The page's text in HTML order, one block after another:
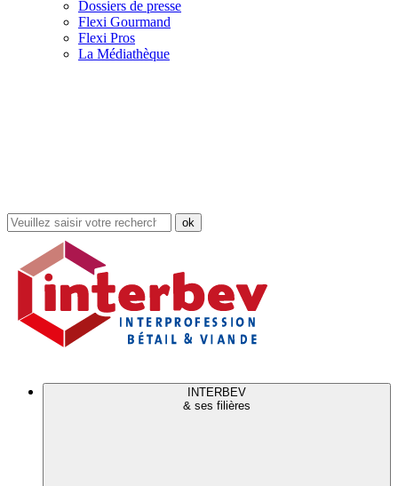
Dossiers de presse
Flexi Gourmand
Flexi Pros
La Médiathèque
Rechercher
dans
site
INTERBEV
& ses filières